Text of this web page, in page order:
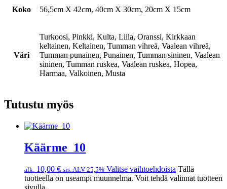
Koko 56,5cm X 42cm, 40cm X 30cm, 20cm X 15cm
Väri
Turkoosi, Pinkki, Kulta, Liila, Oranssi, Kirkkaan
keltainen, Keltainen, Tumman vihreä, Vaalean vihreä,
Tumman punainen, Punainen, Tumman sininen, Vaalean
sininen, Tumman ruskea, Vaalean ruskea, Hopea,
Harmaa, Valkoinen, Musta
Tutustu myös
Käärme_10
alk. 10,00 € sis. ALV 25,5% Valitse vaihtoehdoista Tällä
tuotteella on useampi muunnelma. Voit tehdä valinnat tuotteen